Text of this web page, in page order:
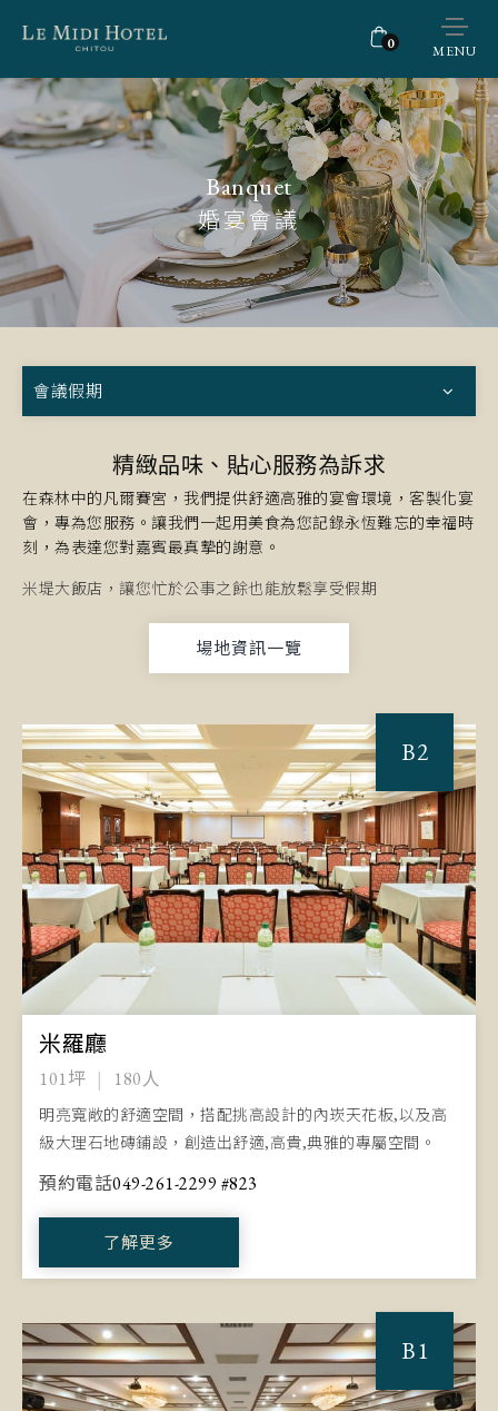
0 MENU
Banquet
婚宴會議
精緻品味、貼心服務為訴求
在森林中的凡爾賽宮，我們提供舒適高雅的宴會環境，客製化宴
會，專為您服務。讓我們一起用美食為您記錄永恆難忘的幸福時
刻，為表達您對嘉賓最真摯的謝意。
米堤大飯店，讓您忙於公事之餘也能放鬆享受假期
場地資訊一覽
會議假期
B2
米羅廳
101坪 180人
明亮寬敞的舒適空間，搭配挑高設計的內崁天花板,以及高
級大理石地磚鋪設，創造出舒適,高貴,典雅的專屬空間。
預約電話049-261-2299 #823
了解更多
B1